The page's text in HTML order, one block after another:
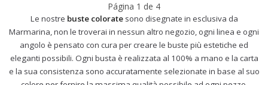
Página 1 de 4
Le nostre buste colorate sono disegnate in esclusiva da
Marmarina, non le troverai in nessun altro negozio, ogni linea e ogni
angolo è pensato con cura per creare le buste più estetiche ed
eleganti possibili. Ogni busta è realizzata al 100% a mano e la carta
e la sua consistenza sono accuratamente selezionate in base al suo